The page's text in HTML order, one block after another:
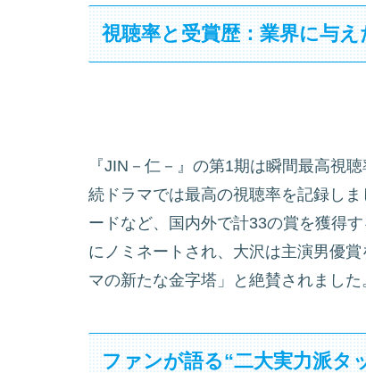
視聴率と受賞歴：業界に与
『JIN－仁－』の第1期は瞬間最高視
続ドラマでは最高の視聴率を記録し
ードなど、国内外で計33の賞を獲得
にノミネートされ、大沢は主演男優
マの新たな金字塔」と絶賛されました
ファンが語る“二大実力派タ